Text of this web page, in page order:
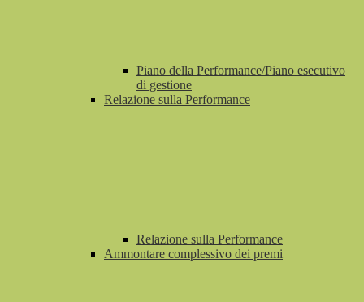
Piano della Performance/Piano esecutivo
di gestione
Relazione sulla Performance
Relazione sulla Performance
Ammontare complessivo dei premi